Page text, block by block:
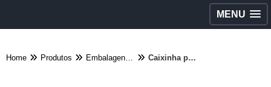
MENU
Home Produtos Embalagens diversas - Categoria Caixinha padrão delivery Itaim Paulista